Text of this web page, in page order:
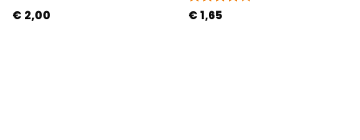
€ 2,00
Gewaardeerd
€ 1,65